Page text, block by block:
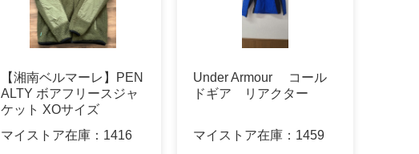
【湘南ベルマーレ】PEN
ALTY ボアフリースジャ
ケット XOサイズ
マイストア在庫： 1416
Under Armour コール
ドギア リアクター
マイストア在庫： 1459